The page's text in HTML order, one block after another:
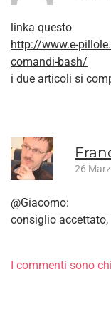
linka questo
http://www.e-
comandi-bash/
i due articoli si
26
@Giacomo:
consiglio accettato,
I commenti sono